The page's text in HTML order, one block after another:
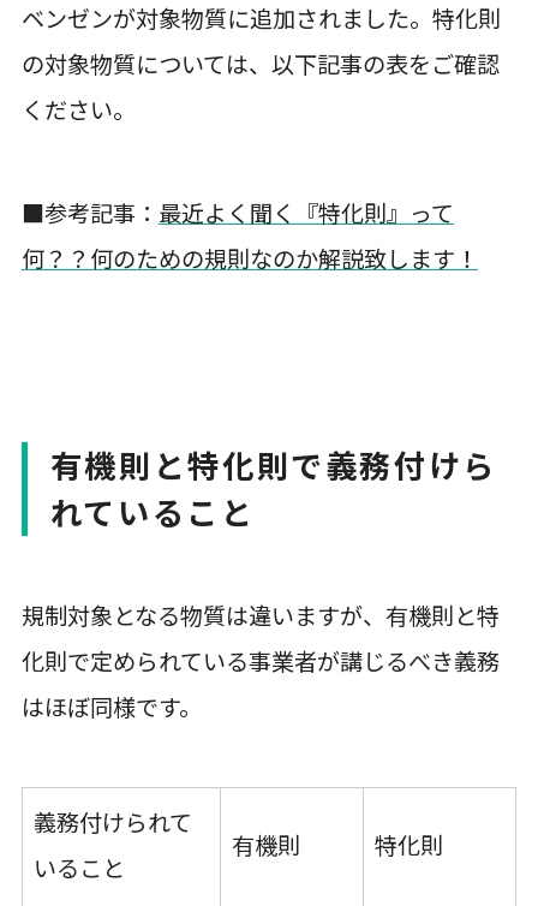
ベンゼンが対象物質に追加されました。特化則
の対象物質については、以下記事の表をご確認
ください。
■参考記事： 最近よく聞く『特化則』って
何？？何のための規則なのか解説致します！
有機則と特化則で義務付けら
れていること
規制対象となる物質は違いますが、有機則と特
化則で定められている事業者が講じるべき義務
はほぼ同様です。
義務付けられて
いること
有機則 特化則